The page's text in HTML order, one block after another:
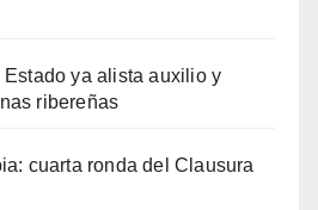
ya alista auxilio y
ribereñas
cuarta ronda del Clausura